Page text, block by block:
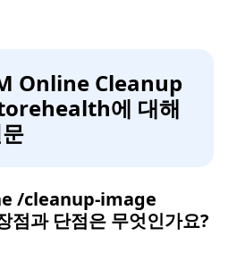
Online Cleanup
에 대해
/cleanup-image
과 단점은 무엇인가요?